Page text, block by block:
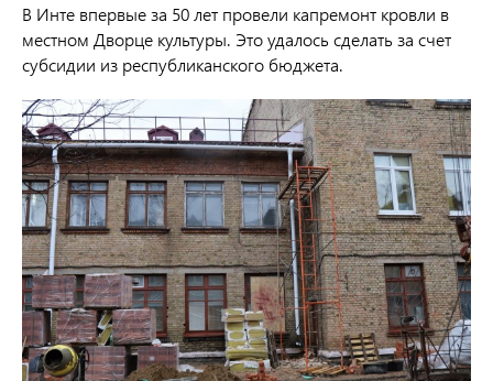
В Инте впервые за 50 лет провели капремонт кровли в
местном Дворце культуры. Это удалось сделать за счет
субсидии из республиканского бюджета.